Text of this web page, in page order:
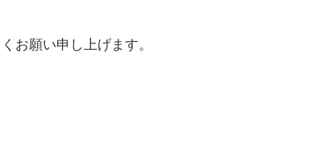
お願い申し上げます。